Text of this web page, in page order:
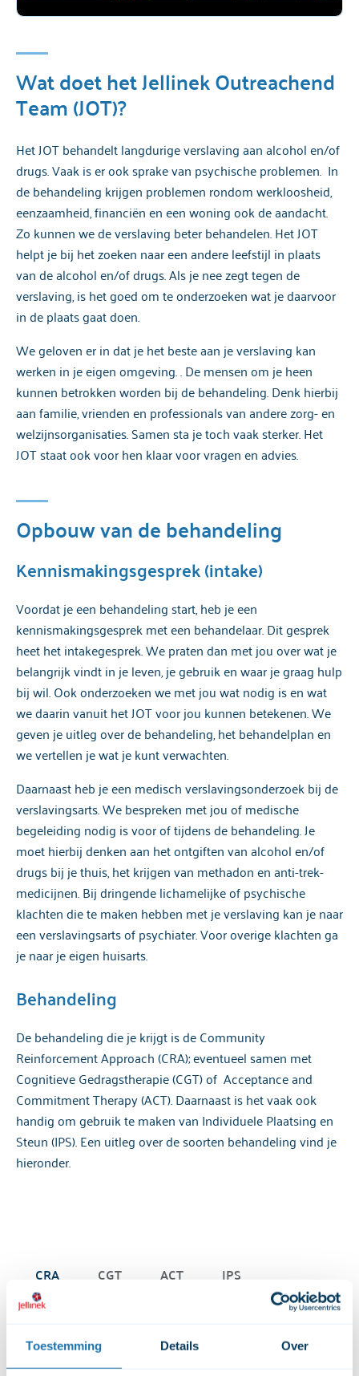
Toestemming Details Over
Wat doet het Jellinek Outreachend
Team (JOT)?
Het JOT behandelt langdurige verslaving aan alcohol en/of
drugs. Vaak is er ook sprake van psychische problemen. In
de behandeling krijgen problemen rondom werkloosheid,
eenzaamheid, financiën en een woning ook de aandacht.
Zo kunnen we de verslaving beter behandelen. Het JOT
helpt je bij het zoeken naar een andere leefstijl in plaats
van de alcohol en/of drugs. Als je nee zegt tegen de
verslaving, is het goed om te onderzoeken wat je daarvoor
in de plaats gaat doen.
We geloven er in dat je het beste aan je verslaving kan
werken in je eigen omgeving. . De mensen om je heen
kunnen betrokken worden bij de behandeling. Denk hierbij
aan familie, vrienden en professionals van andere zorg- en
welzijnsorganisaties. Samen sta je toch vaak sterker. Het
JOT staat ook voor hen klaar voor vragen en advies.
Opbouw van de behandeling
Kennismakingsgesprek (intake)
Voordat je een behandeling start, heb je een
kennismakingsgesprek met een behandelaar. Dit gesprek
heet het intakegesprek. We praten dan met jou over wat je
belangrijk vindt in je leven, je gebruik en waar je graag hulp
bij wil. Ook onderzoeken we met jou wat nodig is en wat
we daarin vanuit het JOT voor jou kunnen betekenen. We
geven je uitleg over de behandeling, het behandelplan en
we vertellen je wat je kunt verwachten.
Daarnaast heb je een medisch verslavingsonderzoek bij de
verslavingsarts. We bespreken met jou of medische
begeleiding nodig is voor of tijdens de behandeling. Je
moet hierbij denken aan het ontgiften van alcohol en/of
drugs bij je thuis, het krijgen van methadon en anti-trek-
medicijnen. Bij dringende lichamelijke of psychische
klachten die te maken hebben met je verslaving kan je naar
een verslavingsarts of psychiater. Voor overige klachten ga
je naar je eigen huisarts.
Behandeling
De behandeling die je krijgt is de Community
Reinforcement Approach (CRA); eventueel samen met
Cognitieve Gedragstherapie (CGT) of Acceptance and
Commitment Therapy (ACT). Daarnaast is het vaak ook
handig om gebruik te maken van Individuele Plaatsing en
Steun (IPS). Een uitleg over de soorten behandeling vind je
hieronder.
CRA CGT ACT IPS
Community Reinforcement